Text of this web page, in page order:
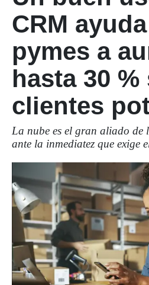
CRM
pymes a
hasta 30 %
clientes
La nube es el gran aliado de
ante la inmediatez que exige